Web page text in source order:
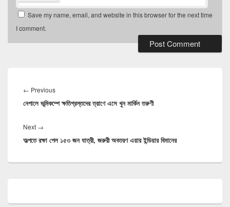
Save my name, email, and website in this browser for the next time
I comment.
navigation
← PreviousPrevious
post:
নেপালে ভূমিকম্পে ক্ষতিগ্রস্তদের ত্রাণে এসে খুন মার্কিন তরুণী
Next →
post:
অল্পতে রক্ষা পেল ১৫৩ জন যাত্রী, জরুরী অবতরণ এয়ার ইন্ডিয়ার বিমানের
Widget